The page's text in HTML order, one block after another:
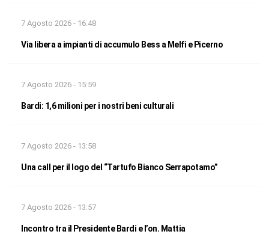
7 Agosto 2026 - 16:48
Via libera a impianti di accumulo Bess a Melfi e Picerno
7 Agosto 2026 - 15:59
Bardi: 1,6 milioni per i nostri beni culturali
7 Agosto 2026 - 13:58
Una call per il logo del “Tartufo Bianco Serrapotamo”
7 Agosto 2026 - 13:57
Incontro tra il Presidente Bardi e l’on. Mattia